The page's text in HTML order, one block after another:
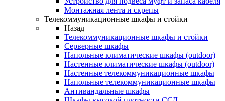
Монтажная лента и скрепы
Телекоммуникационные шкафы и стойки
Назад
Телекоммуникационные шкафы и стойки
Серверные шкафы
Напольные климатические шкафы (outdoor)
Настенные климатические шкафы (outdoor)
Настенные телекоммуникационные шкафы
Напольные телекоммуникационные шкафы
Антивандальные шкафы